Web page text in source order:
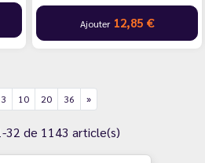
Ajouter 12,85 €
3 10 20 36
32 de 1143 article(s)